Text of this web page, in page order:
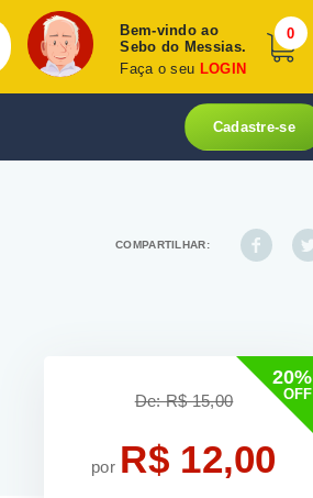
Bem-vindo ao
Sebo do Messias.
Faça o seu LOGIN
0
Cadastre-se
COMPARTILHAR:
20%
OFF
De: R$ 15,00
por R$ 12,00